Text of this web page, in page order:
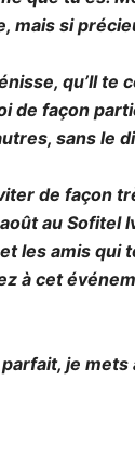
mais si
qu’Il te
de façon
sans le
de façon
au Sofitel
les amis qui
à cet
je mets